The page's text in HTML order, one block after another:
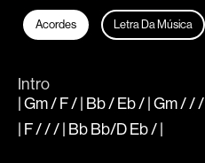
Acordes Letra Da Música
Intro
| Gm / F / | Bb / Eb / | Gm / / / |
| F / / / | Bb Bb/D Eb / |